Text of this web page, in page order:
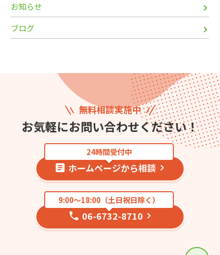
お知らせ
ブログ
無料相談実施中
お気軽にお問い合わせください！
24時間受付中
ホームページから相談
9:00〜18:00（土日祝日除く）
06-6732-8710